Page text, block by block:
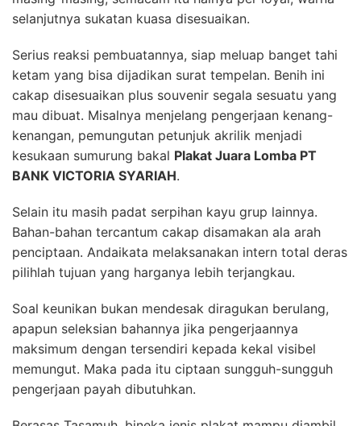
selanjutnya sukatan kuasa disesuaikan.
Serius reaksi pembuatannya, siap meluap banget tahi
ketam yang bisa dijadikan surat tempelan. Benih ini
cakap disesuaikan plus souvenir segala sesuatu yang
mau dibuat. Misalnya menjelang pengerjaan kenang-
kenangan, pemungutan petunjuk akrilik menjadi
kesukaan sumurung bakal Plakat Juara Lomba PT
BANK VICTORIA SYARIAH.
Selain itu masih padat serpihan kayu grup lainnya.
Bahan-bahan tercantum cakap disamakan ala arah
penciptaan. Andaikata melaksanakan intern total deras
pilihlah tujuan yang harganya lebih terjangkau.
Soal keunikan bukan mendesak diragukan berulang,
apapun seleksian bahannya jika pengerjaannya
maksimum dengan tersendiri kepada kekal visibel
memungut. Maka pada itu ciptaan sungguh-sungguh
pengerjaan payah dibutuhkan.